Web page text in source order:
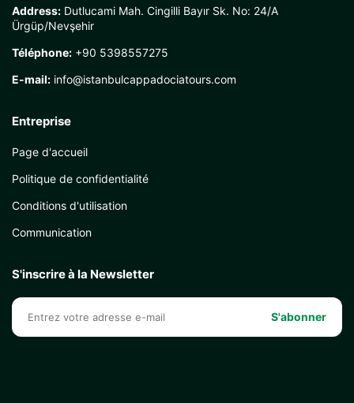
Address: Dutlucami Mah. Cingilli Bayır Sk. No: 24/A
Ürgüp/Nevşehir
Téléphone: +90 5398557275
E-mail: info@istanbulcappadociatours.com
Entreprise
Page d'accueil
Politique de confidentialité
Conditions d'utilisation
Communication
S'inscrire à la Newsletter
S'abonner